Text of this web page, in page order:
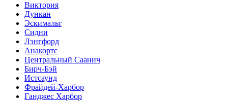
Виктория
Дункан
Эскимальт
Сидни
Лэнгфорд
Анакортс
Центральный Саанич
Бирч-Бэй
Истсаунд
Фрайдей-Харбор
Ганджес Харбор